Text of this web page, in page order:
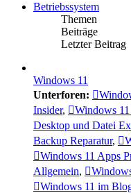
Betriebssystem
Themen
Beiträge
Letzter Beitrag
Windows 11
Unterforen:
Insider, Windows
Desktop und Datei
Backup Reparatur,
Windows 11 Apps
Allgemein,
Windows 11 im